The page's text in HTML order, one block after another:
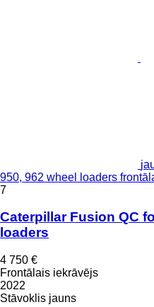
950, 962 wheel loaders
7
Caterpillar Fusion QC
loaders
4 750 €
Frontālais iekrāvējs
2022
Stāvoklis jauns